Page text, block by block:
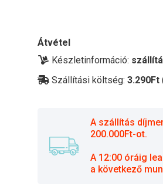
Átvétel
Készletinformáció:
Szállítási költség: 3.290Ft
A szállítás
200.000Ft-ot.
A 12:00 óráig
a következő